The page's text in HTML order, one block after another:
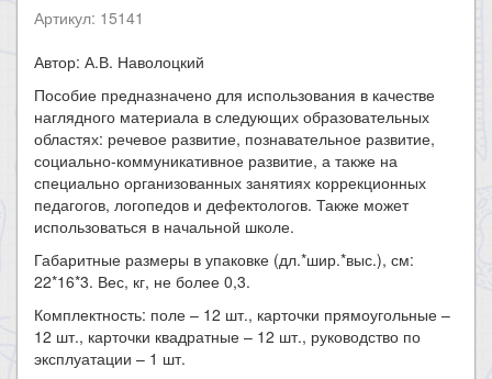
Артикул: 15141
Автор: А.В. Наволоцкий
​Пособие предназначено для использования в качестве
наглядного материала в следующих образовательных
областях: речевое развитие, познавательное развитие,
социально-коммуникативное развитие, а также на
специально организованных занятиях коррекционных
педагогов, логопедов и дефектологов. Также может
использоваться в начальной школе.
Габаритные размеры в упаковке (дл.*шир.*выс.), см:
22*16*3. Вес, кг, не более 0,3.
Комплектность: поле – 12 шт., карточки прямоугольные –
12 шт., карточки квадратные – 12 шт., руководство по
эксплуатации – 1 шт.